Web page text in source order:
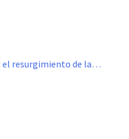
el resurgimiento de la…